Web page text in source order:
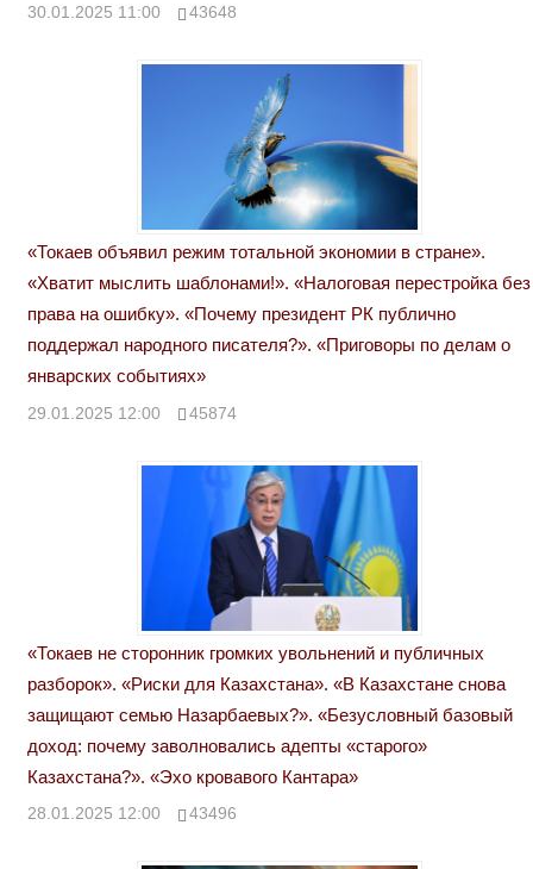
30.01.2025 11:00 43648
«Токаев объявил режим тотальной экономии в стране».
«Хватит мыслить шаблонами!». «Налоговая перестройка без
права на ошибку». «Почему президент РК публично
поддержал народного писателя?». «Приговоры по делам о
январских событиях»
29.01.2025 12:00 45874
«Токаев не сторонник громких увольнений и публичных
разборок». «Риски для Казахстана». «В Казахстане снова
защищают семью Назарбаевых?». «Безусловный базовый
доход: почему заволновались адепты «старого»
Казахстана?». «Эхо кровавого Кантара»
28.01.2025 12:00 43496